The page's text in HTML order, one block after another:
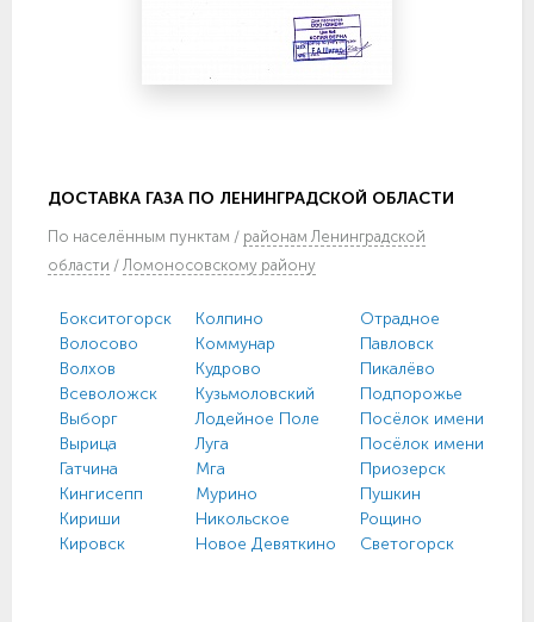
ДОСТАВКА ГАЗА ПО ЛЕНИНГРАДСКОЙ ОБЛАСТИ
По населённым пунктам / районам Ленинградской
области / Ломоносовскому району
Бокситогорск
Волосово
Волхов
Всеволожск
Выборг
Вырица
Гатчина
Кингисепп
Кириши
Кировск
Колпино
Коммунар
Кудрово
Кузьмоловский
Лодейное Поле
Луга
Мга
Мурино
Никольское
Новое Девяткино
Отрадное
Павловск
Пикалёво
Подпорожье
Посёлок имени
Посёлок имени
Приозерск
Пушкин
Рощино
Светогорск